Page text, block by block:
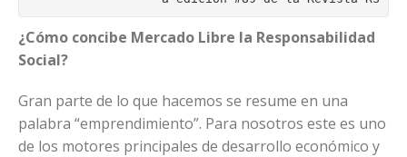
¿Cómo concibe Mercado Libre la Responsabilidad
Social?
Gran parte de lo que hacemos se resume en una
palabra “emprendimiento”. Para nosotros este es uno
de los motores principales de desarrollo económico y